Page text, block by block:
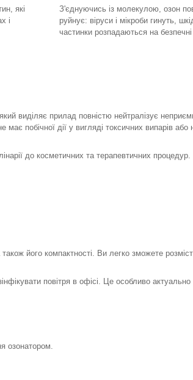
які
і
З'єднуючись із молекулою, озон
руйнує: віруси і мікроби гинуть,
частинки розпадаються на
виділяє прилад повністю нейтралізує
побічної дії у вигляді токсичних випарів
до косметичних та терапевтичних
його компактності. Ви легко зможете
повітря в офісі. Це особливо актуально
озонатором.